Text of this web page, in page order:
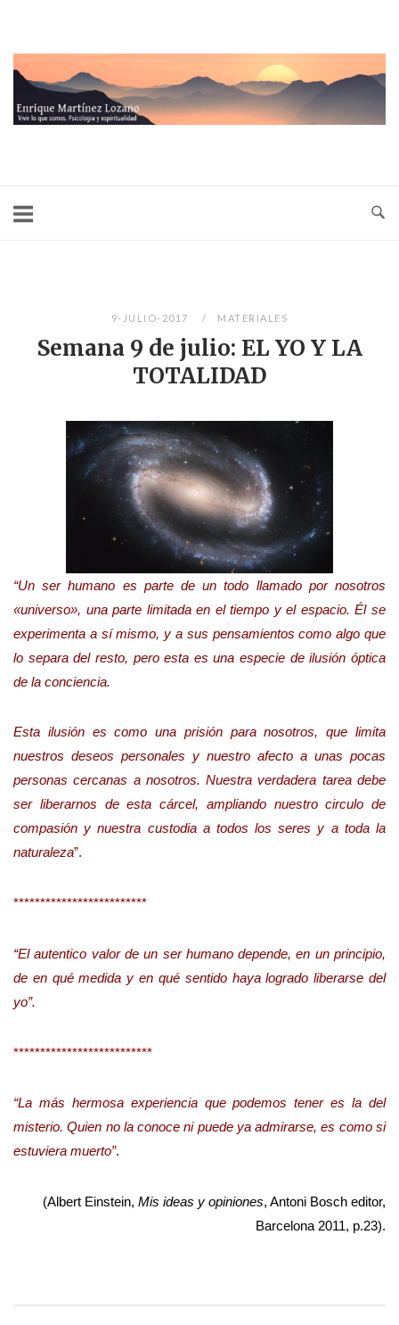
contenido
9-JULIO-2017 MATERIALES
Semana 9 de julio: EL YO Y LA
TOTALIDAD
“Un ser humano es parte de un todo llamado por nosotros
«universo», una parte limitada en el tiempo y el espacio. Él se
experimenta a sí mismo, y a sus pensamientos como algo que
lo separa del resto, pero esta es una especie de ilusión óptica
de la conciencia.
Esta ilusión es como una prisión para nosotros, que limita
nuestros deseos personales y nuestro afecto a unas pocas
personas cercanas a nosotros. Nuestra verdadera tarea debe
ser liberarnos de esta cárcel, ampliando nuestro circulo de
compasión y nuestra custodia a todos los seres y a toda la
naturaleza”.
*************************
“El autentico valor de un ser humano depende, en un principio,
de en qué medida y en qué sentido haya logrado liberarse del
yo”.
**************************
“La más hermosa experiencia que podemos tener es la del
misterio. Quien no la conoce ni puede ya admirarse, es como si
estuviera muerto”.
(Albert Einstein, Mis ideas y opiniones, Antoni Bosch editor,
Barcelona 2011, p.23).